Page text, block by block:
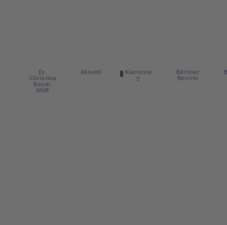
Dr.
Christina
Baum,
MdB
Aktuell Klartexte
Berliner
Bericht